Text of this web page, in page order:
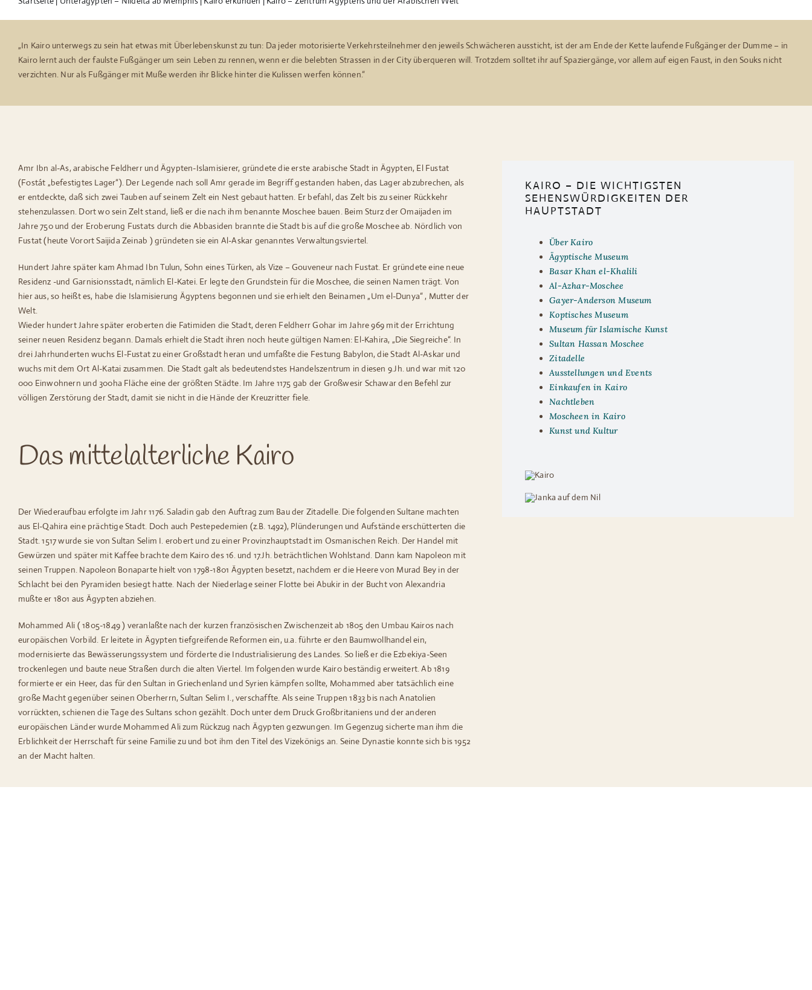
„In Kairo unterwegs zu sein hat etwas mit Überlebenskunst zu tun: Da jeder motorisierte Verkehrsteilnehmer den jeweils Schwächeren aussticht, ist der am Ende der Kette laufende Fußgänger der Dumme – in
Kairo lernt auch der faulste Fußgänger um sein Leben zu rennen, wenn er die belebten Strassen in der City überqueren will. Trotzdem solltet ihr auf Spaziergänge, vor allem auf eigen Faust, in den Souks nicht
verzichten. Nur als Fußgänger mit Muße werden ihr Blicke hinter die Kulissen werfen können.“
Amr Ibn al-As, arabische Feldherr und Ägypten-Islamisierer, gründete die erste arabische Stadt in Ägypten, El Fustat
(Fostát „befestigtes Lager“). Der Legende nach soll Amr gerade im Begriff gestanden haben, das Lager abzubrechen, als
er entdeckte, daß sich zwei Tauben auf seinem Zelt ein Nest gebaut hatten. Er befahl, das Zelt bis zu seiner Rückkehr
stehenzulassen. Dort wo sein Zelt stand, ließ er die nach ihm benannte Moschee bauen. Beim Sturz der Omaijaden im
Jahre 750 und der Eroberung Fustats durch die Abbasiden brannte die Stadt bis auf die große Moschee ab. Nördlich von
Fustat (heute Vorort Saijida Zeinab ) gründeten sie ein Al-Askar genanntes Verwaltungsviertel.
Hundert Jahre später kam Ahmad Ibn Tulun, Sohn eines Türken, als Vize – Gouveneur nach Fustat. Er gründete eine neue
Residenz -und Garnisionsstadt, nämlich El-Katei. Er legte den Grundstein für die Moschee, die seinen Namen trägt. Von
hier aus, so heißt es, habe die Islamisierung Ägyptens begonnen und sie erhielt den Beinamen „Um el-Dunya“ , Mutter der
Welt.
Wieder hundert Jahre später eroberten die Fatimiden die Stadt, deren Feldherr Gohar im Jahre 969 mit der Errichtung
seiner neuen Residenz begann. Damals erhielt die Stadt ihren noch heute gültigen Namen: El-Kahira, „Die Siegreiche“. In
drei Jahrhunderten wuchs El-Fustat zu einer Großstadt heran und umfaßte die Festung Babylon, die Stadt Al-Askar und
wuchs mit dem Ort Al-Katai zusammen. Die Stadt galt als bedeutendstes Handelszentrum in diesen 9.Jh. und war mit 120
000 Einwohnern und 300ha Fläche eine der größten Städte. Im Jahre 1175 gab der Großwesir Schawar den Befehl zur
völligen Zerstörung der Stadt, damit sie nicht in die Hände der Kreuzritter fiele.
Das mittelalterliche Kairo
Der Wiederaufbau erfolgte im Jahr 1176. Saladin gab den Auftrag zum Bau der Zitadelle. Die folgenden Sultane machten
aus El-Qahira eine prächtige Stadt. Doch auch Pestepedemien (z.B. 1492), Plünderungen und Aufstände erschütterten die
Stadt. 1517 wurde sie von Sultan Selim I. erobert und zu einer Provinzhauptstadt im Osmanischen Reich. Der Handel mit
Gewürzen und später mit Kaffee brachte dem Kairo des 16. und 17.Jh. beträchtlichen Wohlstand. Dann kam Napoleon mit
seinen Truppen. Napoleon Bonaparte hielt von 1798-1801 Ägypten besetzt, nachdem er die Heere von Murad Bey in der
Schlacht bei den Pyramiden besiegt hatte. Nach der Niederlage seiner Flotte bei Abukir in der Bucht von Alexandria
mußte er 1801 aus Ägypten abziehen.
Mohammed Ali ( 1805-1849 ) veranlaßte nach der kurzen französischen Zwischenzeit ab 1805 den Umbau Kairos nach
europäischen Vorbild. Er leitete in Ägypten tiefgreifende Reformen ein, u.a. führte er den Baumwollhandel ein,
modernisierte das Bewässerungssystem und förderte die Industrialisierung des Landes. So ließ er die Ezbekiya-Seen
trockenlegen und baute neue Straßen durch die alten Viertel. Im folgenden wurde Kairo beständig erweitert. Ab 1819
formierte er ein Heer, das für den Sultan in Griechenland und Syrien kämpfen sollte, Mohammed aber tatsächlich eine
große Macht gegenüber seinen Oberherrn, Sultan Selim I., verschaffte. Als seine Truppen 1833 bis nach Anatolien
vorrückten, schienen die Tage des Sultans schon gezählt. Doch unter dem Druck Großbritaniens und der anderen
europäischen Länder wurde Mohammed Ali zum Rückzug nach Ägypten gezwungen. Im Gegenzug sicherte man ihm die
Erblichkeit der Herrschaft für seine Familie zu und bot ihm den Titel des Vizekönigs an. Seine Dynastie konnte sich bis 1952
an der Macht halten.
KAIRO – DIE WICHTIGSTEN
SEHENSWÜRDIGKEITEN DER
HAUPTSTADT
Über Kairo
Ägyptische Museum
Basar Khan el-Khalili
Al-Azhar-Moschee
Gayer-Anderson Museum
Koptisches Museum
Museum für Islamische Kunst
Sultan Hassan Moschee
Zitadelle
Ausstellungen und Events
Einkaufen in Kairo
Nachtleben
Moscheen in Kairo
Kunst und Kultur